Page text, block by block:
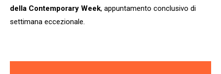
della Contemporary Week, appuntamento conclusivo di
settimana eccezionale.